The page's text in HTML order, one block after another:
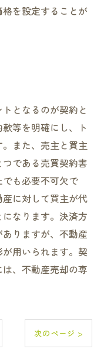
を設定することが
となるのが契約と
等を明確にし、ト
また、売主と買主
である売買契約書
も必要不可欠で
に対して買主が代
なります。決済方
りますが、不動産
用いられます。契
、不動産売却の専
次のページ >